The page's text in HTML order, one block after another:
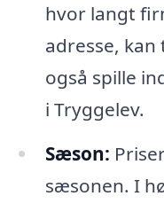
hvor langt
adresse,
også spille
i Tryggelev.
Sæson:
sæsonen. I